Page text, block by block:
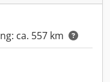
ca. 557 km